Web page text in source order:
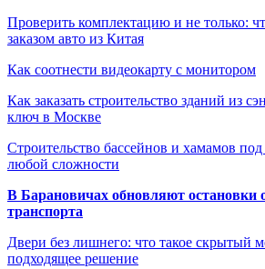
Проверить комплектацию и не только:
заказом авто из Китая
Как соотнести видеокарту с монитором
Как заказать строительство зданий из
ключ в Москве
Строительство бассейнов и хамамов
любой сложности
В Барановичах обновляют остановки
транспорта
Двери без лишнего: что такое скрытый
подходящее решение